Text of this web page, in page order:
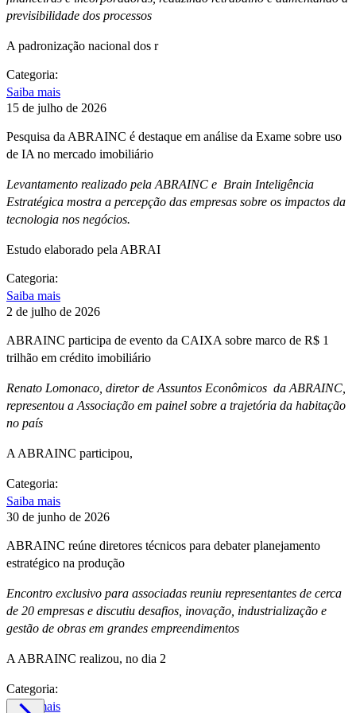
previsibilidade dos processos
A padronização nacional dos r
Categoria:
Saiba mais
15 de julho de 2026
Pesquisa da ABRAINC é destaque em análise da Exame sobre uso
de IA no mercado imobiliário
Levantamento realizado pela ABRAINC e Brain Inteligência
Estratégica mostra a percepção das empresas sobre os impactos da
tecnologia nos negócios.
Estudo elaborado pela ABRAI
Categoria:
Saiba mais
2 de julho de 2026
ABRAINC participa de evento da CAIXA sobre marco de R$ 1
trilhão em crédito imobiliário
Renato Lomonaco, diretor de Assuntos Econômicos da ABRAINC,
representou a Associação em painel sobre a trajetória da habitação
no país
A ABRAINC participou,
Categoria:
Saiba mais
30 de junho de 2026
ABRAINC reúne diretores técnicos para debater planejamento
estratégico na produção
Encontro exclusivo para associadas reuniu representantes de cerca
de 20 empresas e discutiu desafios, inovação, industrialização e
gestão de obras em grandes empreendimentos
A ABRAINC realizou, no dia 2
Categoria:
Saiba mais